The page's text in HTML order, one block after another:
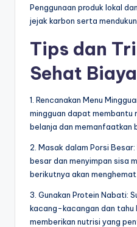
Penggunaan produk lokal
jejak karbon serta
Tips dan
Sehat
1. Rencanakan Menu
mingguan dapat membantu
belanja dan memanfaatkan
2. Masak dalam Porsi
besar dan menyimpan sisa
berikutnya akan
3. Gunakan Protein Nabati:
kacang-kacangan dan tahu
memberikan nutrisi yang